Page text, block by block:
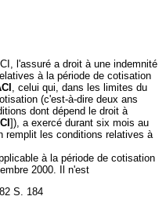
l'assuré a droit à une indemnité
à la période de cotisation
, celui qui, dans les limites du
(c'est-à-dire deux ans
dont dépend le droit à
]), a exercé durant six mois au
remplit les conditions relatives à
à la période de cotisation
2000. Il n'est
S. 184